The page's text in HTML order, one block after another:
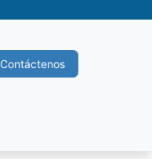
Contáctenos